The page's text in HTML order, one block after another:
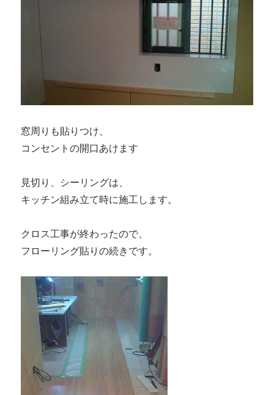
窓周りも貼りつけ、
コンセントの開口あけます
見切り、シーリングは、
キッチン組み立て時に施工します。
クロス工事が終わったので、
フローリング貼りの続きです。